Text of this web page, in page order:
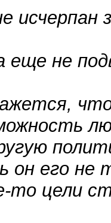
исчерпан
еще не
он его не
то цели